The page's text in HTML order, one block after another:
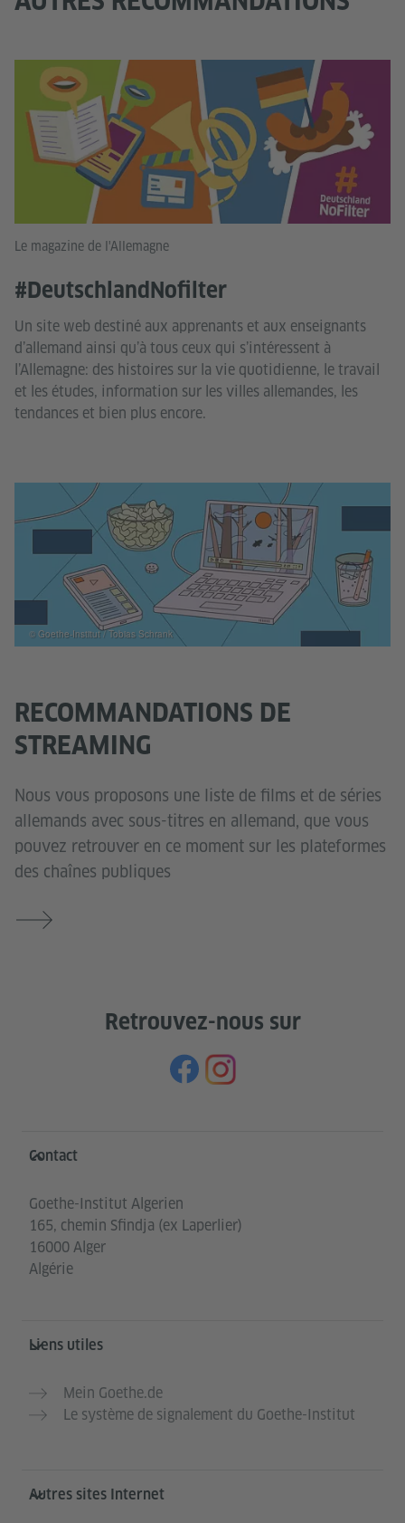
Le magazine de l'Allemagne
#DeutschlandNofilter
Un site web destiné aux apprenants et aux enseignants
d’allemand ainsi qu’à tous ceux qui s’intéressent à
l’Allemagne: des histoires sur la vie quotidienne, le travail
et les études, information sur les villes allemandes, les
tendances et bien plus encore.
RECOMMANDATIONS DE
STREAMING
Nous vous proposons une liste de films et de séries
allemands avec sous-titres en allemand, que vous
pouvez retrouver en ce moment sur les plateformes
des chaînes publiques
© Goethe-Institut / Tobias Schrank
Retrouvez-nous sur
Service- und Informationsbereich
Contact
Goethe-Institut Algerien
165, chemin Sfindja (ex Laperlier)
16000 Alger
Algérie
Liens utiles
Mein Goethe.de
Le système de signalement du Goethe-Institut
Autres sites Internet